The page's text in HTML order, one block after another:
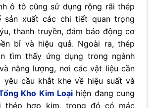
ô tô cũng sử dụng rộng rãi thép
sản xuất các chi tiết quan trọng
thanh truyền, đảm bảo động cơ
bỉ và hiệu quả. Ngoài ra, thép
tìm thấy ứng dụng trong ngành
năng lượng, nơi các vật liệu cần
yêu cầu khắt khe về hiệu suất và
Kho Kim Loại hiện đang cung
thép hợp kim, trong đó có mác